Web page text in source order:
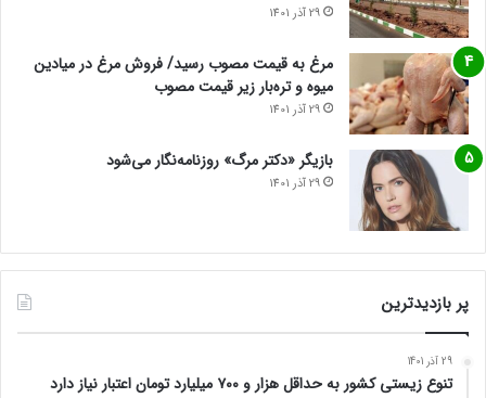
29 آذر 1401
مرغ به قیمت مصوب رسید/ فروش مرغ در میادین
میوه و تره‌بار زیر قیمت مصوب
29 آذر 1401
بازیگر «دکتر مرگ» روزنامه‌نگار می‌شود
29 آذر 1401
پر بازدیدترین
29 آذر 1401
تنوع زیستی کشور به حداقل هزار و ۷۰۰ میلیارد تومان اعتبار نیاز دارد